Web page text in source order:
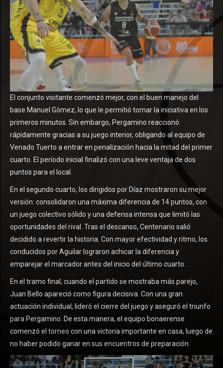
El conjunto visitante comenzó mejor, con el buen manejo del
base Manuel Gómez, lo que le permitió tomar la iniciativa en los
primeros minutos. Sin embargo, Pergamino reaccionó
rápidamente gracias a su juego interior, obligando al equipo de
Venado Tuerto a entrar en penalización hacia la mitad del primer
cuarto. El período inicial finalizó con una leve ventaja de dos
puntos para el local.
En el segundo cuarto, los dirigidos por Díaz mostraron su mejor
versión: consolidaron una máxima diferencia de 14 puntos, con
un juego colectivo sólido y una defensa intensa que limitó las
oportunidades del rival. Tras el descanso, Centenario salió
decidido a revertir la historia. Con mayor efectividad y ritmo, los
conducidos por Aguilar lograron achicar la diferencia y
emparejar el marcador antes del inicio del último cuarto.
En el tramo final, cuando el partido se mostraba más parejo,
Juan Bello apareció como figura decisiva. Con una gran
actuación individual, lideró el cierre del juego y aseguró el triunfo
para Pergamino. De esta manera, el equipo bonaerense
comenzó el torneo con una victoria importante en casa, luego de
no haber podido ganar en sus encuentros de preparación.